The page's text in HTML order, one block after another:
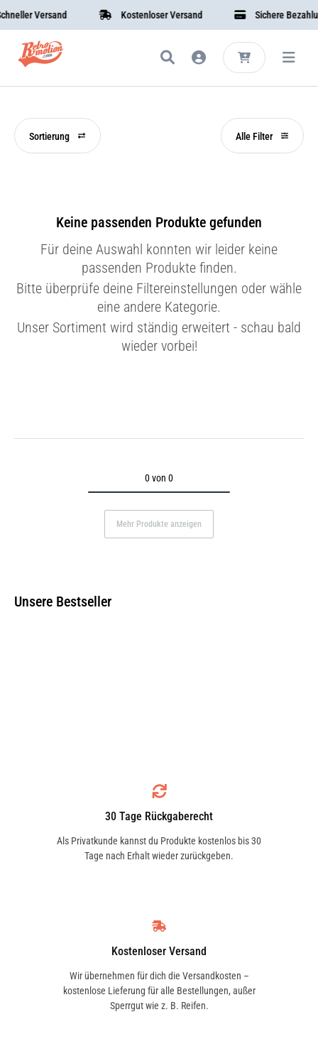
Versand Kostenloser Versand Sichere
Sortierung Alle Filter
Keine passenden Produkte gefunden
Für deine Auswahl konnten wir leider keine
passenden Produkte finden.
Bitte überprüfe deine Filtereinstellungen oder wähle
eine andere Kategorie.
Unser Sortiment wird ständig erweitert - schau bald
wieder vorbei!
0 von 0
Mehr Produkte anzeigen
Unsere Bestseller
30 Tage Rückgaberecht
Als Privatkunde kannst du Produkte kostenlos bis 30
Tage nach Erhalt wieder zurückgeben.
Kostenloser Versand
Wir übernehmen für dich die Versandkosten –
kostenlose Lieferung für alle Bestellungen, außer
Sperrgut wie z. B. Reifen.